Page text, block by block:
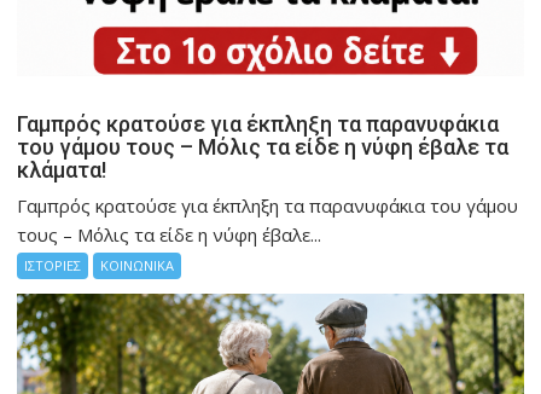
Γαμπρός κρατούσε για έκπληξη τα παρανυφάκια
του γάμου τους – Μόλις τα είδε η νύφη έβαλε τα
κλάματα!
Γαμπρός κρατούσε για έκπληξη τα παρανυφάκια του γάμου
τους – Μόλις τα είδε η νύφη έβαλε...
ΙΣΤΟΡΙΕΣ ΚΟΙΝΩΝΙΚΑ